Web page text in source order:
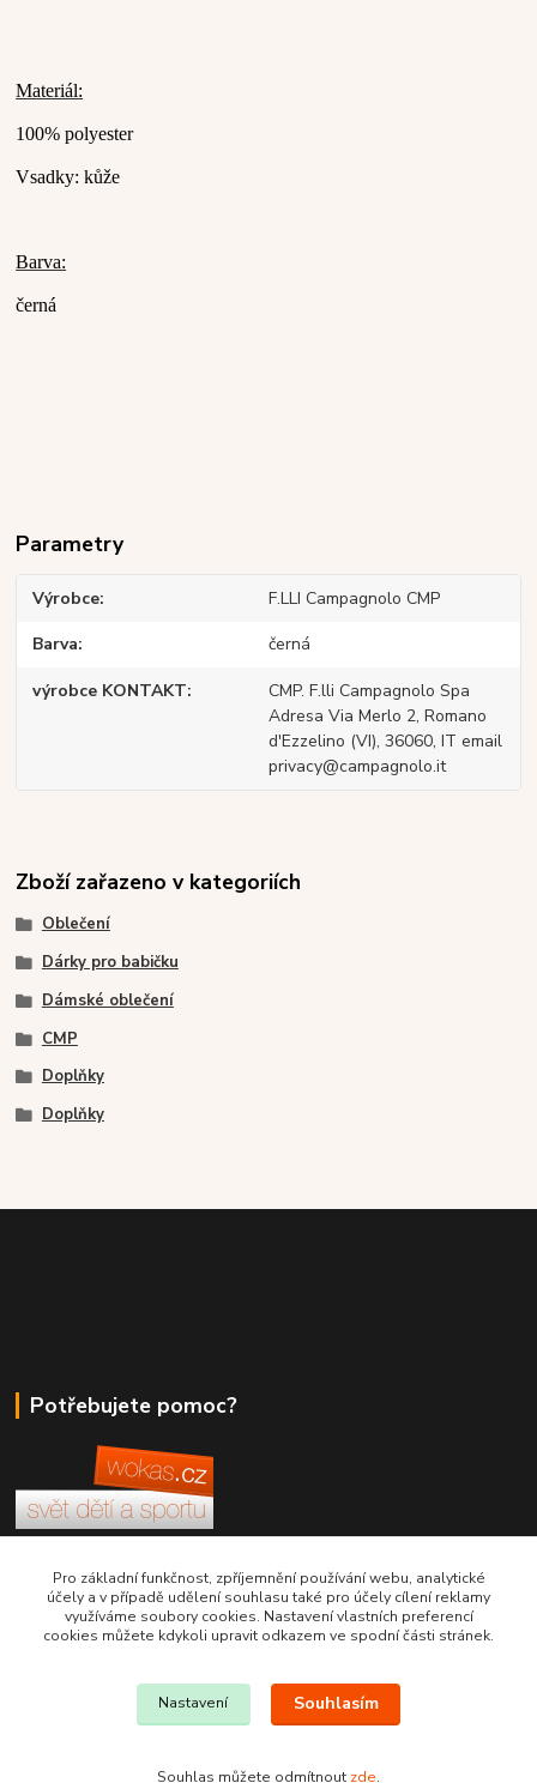
Materiál:
100% polyester
Vsadky: kůže
Barva:
černá
Parametry
Výrobce F.LLI Campagnolo CMP
Barva černá
výrobce KONTAKT
CMP. F.lli Campagnolo Spa
Adresa Via Merlo 2, Romano
d'Ezzelino (VI), 36060, IT email
privacy@campagnolo.it
Zboží zařazeno v kategoriích
Oblečení
Dárky pro babičku
Dámské oblečení
CMP
Doplňky
Doplňky
Potřebujete pomoc?
+420 380 830 198
wokas.online@yahoo.cz
Pro základní funkčnost, zpříjemnění používání webu, analytické
účely a v případě udělení souhlasu také pro účely cílení reklamy
využíváme soubory cookies. Nastavení vlastních preferencí
cookies můžete kdykoli upravit odkazem ve spodní části stránek.
Nastavení Souhlasím
Souhlas můžete odmítnout zde.